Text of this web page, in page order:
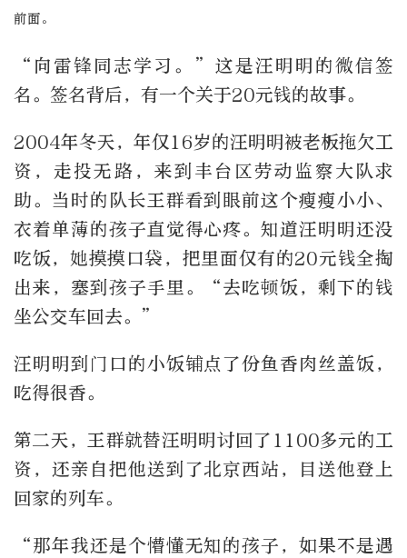
前面。
“向雷锋同志学习。”这是汪明明的微信签
名。签名背后，有一个关于20元钱的故事。
2004年冬天，年仅16岁的汪明明被老板拖欠工
资，走投无路，来到丰台区劳动监察大队求
助。当时的队长王群看到眼前这个瘦瘦小小、
衣着单薄的孩子直觉得心疼。知道汪明明还没
吃饭，她摸摸口袋，把里面仅有的20元钱全掏
出来，塞到孩子手里。“去吃顿饭，剩下的钱
坐公交车回去。”
汪明明到门口的小饭铺点了份鱼香肉丝盖饭，
吃得很香。
第二天，王群就替汪明明讨回了1100多元的工
资，还亲自把他送到了北京西站，目送他登上
回家的列车。
“那年我还是个懵懂无知的孩子，如果不是遇